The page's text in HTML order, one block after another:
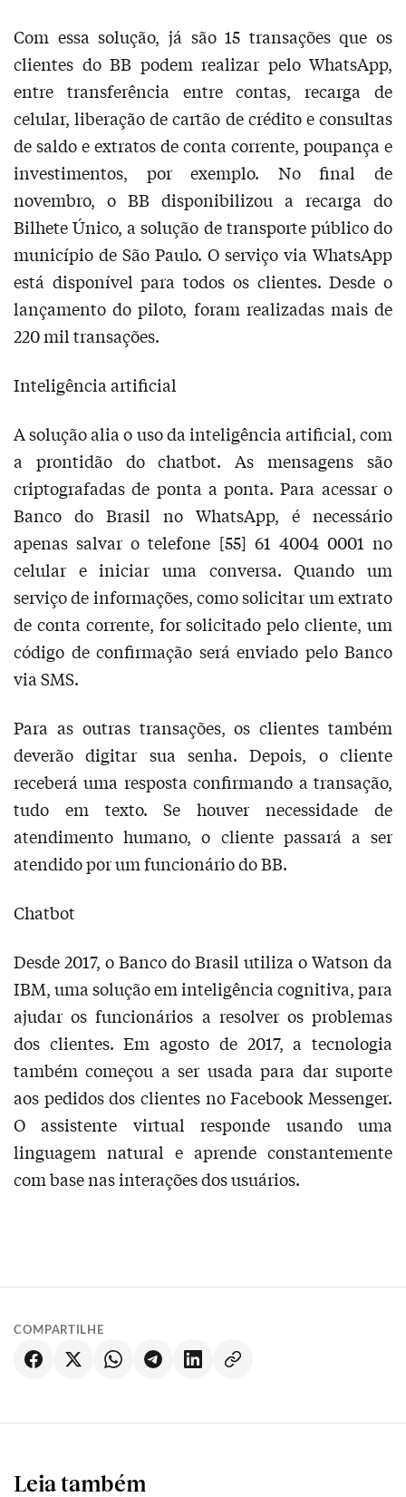
Com essa solução, já são 15 transações que os
clientes do BB podem realizar pelo WhatsApp,
entre transferência entre contas, recarga de
celular, liberação de cartão de crédito e consultas
de saldo e extratos de conta corrente, poupança e
investimentos, por exemplo. No final de
novembro, o BB disponibilizou a recarga do
Bilhete Único, a solução de transporte público do
município de São Paulo. O serviço via WhatsApp
está disponível para todos os clientes. Desde o
lançamento do piloto, foram realizadas mais de
220 mil transações.
Inteligência artificial
A solução alia o uso da inteligência artificial, com
a prontidão do chatbot. As mensagens são
criptografadas de ponta a ponta. Para acessar o
Banco do Brasil no WhatsApp, é necessário
apenas salvar o telefone [55] 61 4004 0001 no
celular e iniciar uma conversa. Quando um
serviço de informações, como solicitar um extrato
de conta corrente, for solicitado pelo cliente, um
código de confirmação será enviado pelo Banco
via SMS.
Para as outras transações, os clientes também
deverão digitar sua senha. Depois, o cliente
receberá uma resposta confirmando a transação,
tudo em texto. Se houver necessidade de
atendimento humano, o cliente passará a ser
atendido por um funcionário do BB.
Chatbot
Desde 2017, o Banco do Brasil utiliza o Watson da
IBM, uma solução em inteligência cognitiva, para
ajudar os funcionários a resolver os problemas
dos clientes. Em agosto de 2017, a tecnologia
também começou a ser usada para dar suporte
aos pedidos dos clientes no Facebook Messenger.
O assistente virtual responde usando uma
linguagem natural e aprende constantemente
com base nas interações dos usuários.
COMPARTILHE
Leia também